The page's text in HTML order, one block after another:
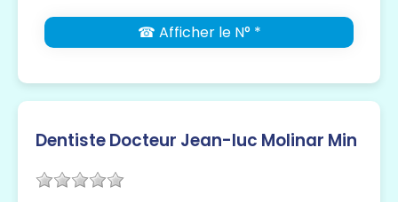
☎ Afficher le N° *
Dentiste Docteur Jean-luc Molinar Min